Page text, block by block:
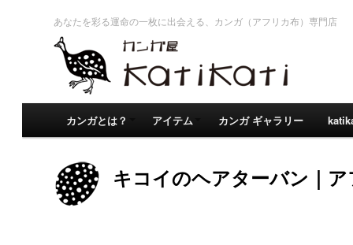
あなたを彩る運命の一枚に出会える、カンガ（アフリカ布）専門店
カンガとは？ アイテム カンガ ギャラリー
キコイのヘアターバン｜